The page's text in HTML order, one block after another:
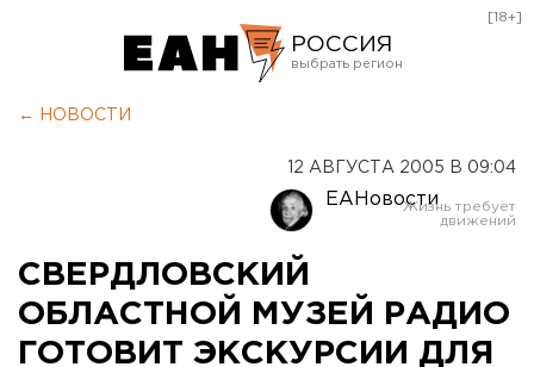
РОССИЯ
Оренбург
[18+]
← НОВОСТИ
12 АВГУСТА 2005 В 09:04
ЕАНовости
СВЕРДЛОВСКИЙ
ОБЛАСТНОЙ МУЗЕЙ РАДИО
ГОТОВИТ ЭКСКУРСИИ ДЛЯ